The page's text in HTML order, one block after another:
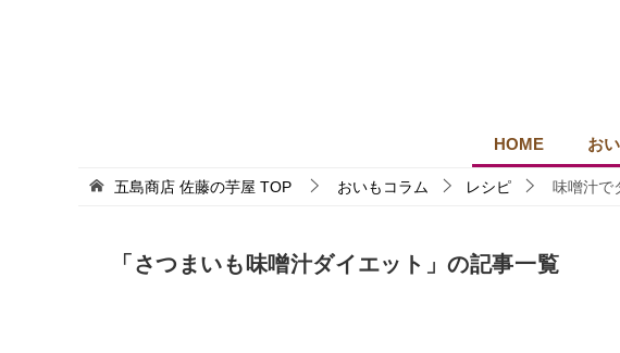
HOME お
五島商店 佐藤の芋屋 TOP おいもコラム レシピ 味噌汁で
「さつまいも味噌汁ダイエット」の記事一覧